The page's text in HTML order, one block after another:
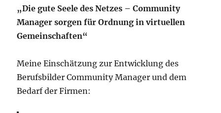
„Die gute Seele des Netzes – Community
Manager sorgen für Ordnung in virtuellen
Gemeinschaften“
Meine Einschätzung zur Entwicklung des
Berufsbilder Community Manager und dem
Bedarf der Firmen: